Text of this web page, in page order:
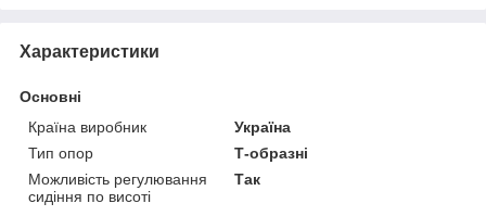
Характеристики
Основні
Країна виробник
Україна
Тип опор
Т-образні
Можливість регулювання
сидіння по висоті
Так